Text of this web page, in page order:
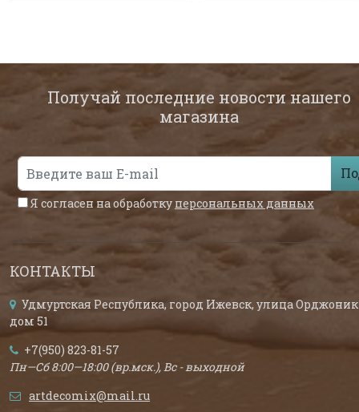
Получай последние новости нашего
магазина
Я согласен на обработку персональных данных
КОНТАКТЫ
Удмуртская Республика, город Ижевск, улица
дом 51
+7(950) 823-81-57
Пн—Сб 8:00—18:00 (вр.мск.), Вс - выходной
artdecomix@mail.ru